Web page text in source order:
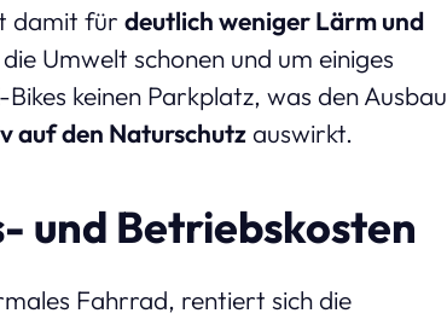
damit für deutlich weniger Lärm und
Umwelt schonen und um einiges
keinen Parkplatz, was den Ausbau
auf den Naturschutzauswirkt.
und Betriebskosten
Fahrrad, rentiert sich die